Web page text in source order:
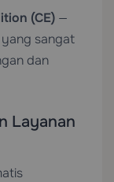
(CE) —
sangat
dan
Layanan